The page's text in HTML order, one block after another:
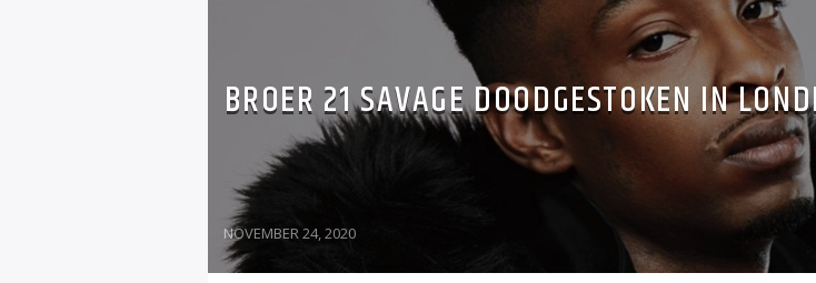
BROER 21 SAVAGE DOODGESTOKEN IN
NOVEMBER 24, 2020